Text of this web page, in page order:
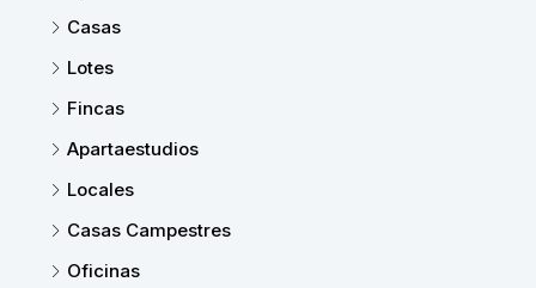
Casas
Lotes
Fincas
Apartaestudios
Locales
Casas Campestres
Oficinas